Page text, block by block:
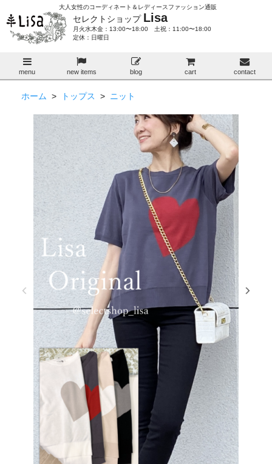
大人女性のコーディネート＆レディースファッション通販
セレクトショップ Lisa
月火水木金：13:00〜18:00 土祝：11:00〜18:00
定休：日曜日
menu new items blog cart contact
ホーム > トップス > ニット